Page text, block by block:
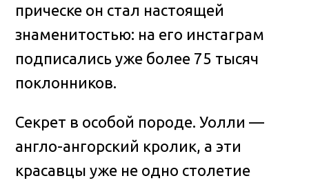
прическе он стал настоящей
знаменитостью: на его инстаграм
подписались уже более 75 тысяч
поклонников.
Секрет в особой породе. Уолли —
англо-ангорский кролик, а эти
красавцы уже не одно столетие